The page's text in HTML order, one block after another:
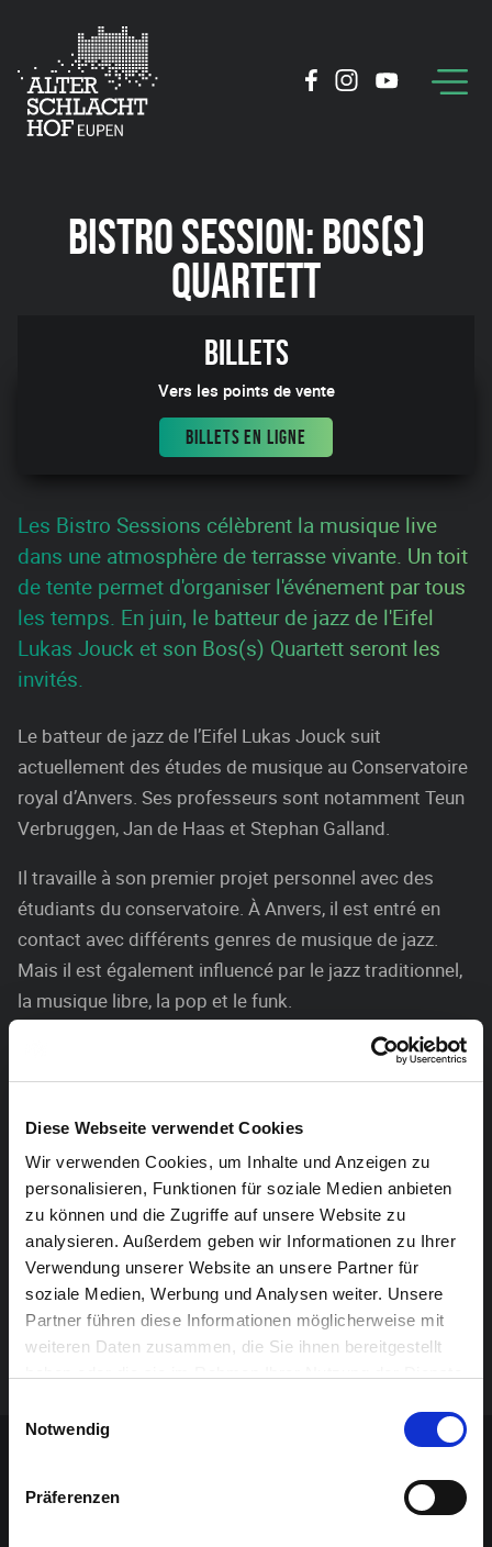
Diese Webseite verwendet Cookies
Wir verwenden Cookies, um Inhalte und Anzeigen zu
personalisieren, Funktionen für soziale Medien anbieten
zu können und die Zugriffe auf unsere Website zu
analysieren. Außerdem geben wir Informationen zu Ihrer
Verwendung unserer Website an unsere Partner für
soziale Medien, Werbung und Analysen weiter. Unsere
Partner führen diese Informationen möglicherweise mit
weiteren Daten zusammen, die Sie ihnen bereitgestellt
Notwendig
Präferenzen
BISTRO SESSION: BOS(S)
QUARTETT
10:11
Billets
Vers les points de vente
BILLETS EN LIGNE
Les Bistro Sessions célèbrent la musique live
dans une atmosphère de terrasse vivante. Un toit
de tente permet d'organiser l'événement par tous
les temps. En juin, le batteur de jazz de l'Eifel
Lukas Jouck et son Bos(s) Quartett seront les
invités.
Le batteur de jazz de l’Eifel Lukas Jouck suit
actuellement des études de musique au Conservatoire
royal d’Anvers. Ses professeurs sont notamment Teun
Verbruggen, Jan de Haas et Stephan Galland.
Il travaille à son premier projet personnel avec des
étudiants du conservatoire. À Anvers, il est entré en
contact avec différents genres de musique de jazz.
Mais il est également influencé par le jazz traditionnel,
la musique libre, la pop et le funk.
Le Bos(s) Quartett a donné son premier concert sur la
Waldbühne à Heppenbach. Le programme comprend
des standards originaux et des morceaux
contemporains.
Instrumentation:
Lukas Jouck – batterie
Adia Vanherentals – saxophone
Miel De Koninck – piano
Contenu sponsorisé